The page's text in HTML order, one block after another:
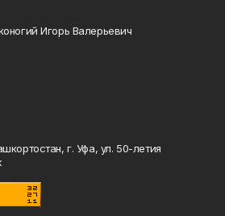
Игорь Валерьевич
г. Уфа, ул. 50-летия